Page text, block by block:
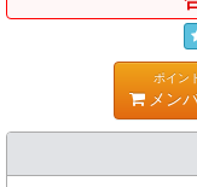
ポイン
メン